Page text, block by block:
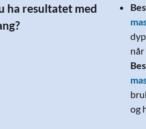
ha resultatet med
når
og